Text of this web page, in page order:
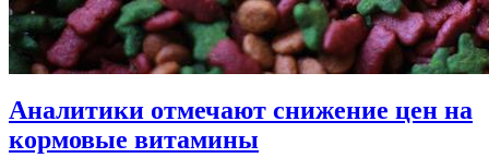
Аналитики отмечают снижение цен на
кормовые витамины